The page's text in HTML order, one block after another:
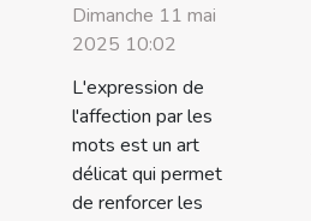
Dimanche 11 mai
2025 10:02
L'expression de
l'affection par les
mots est un art
délicat qui permet
de renforcer les